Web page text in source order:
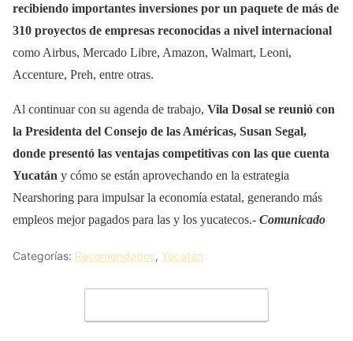
recibiendo importantes inversiones por un paquete de más de
310 proyectos de empresas reconocidas a nivel internacional
como Airbus, Mercado Libre, Amazon, Walmart, Leoni,
Accenture, Preh, entre otras.
Al continuar con su agenda de trabajo, Vila Dosal se reunió con
la Presidenta del Consejo de las Américas, Susan Segal,
donde presentó las ventajas competitivas con las que cuenta
Yucatán y cómo se están aprovechando en la estrategia
Nearshoring para impulsar la economía estatal, generando más
empleos mejor pagados para las y los yucatecos.- Comunicado
Categorías: Recomendados, Yucatán